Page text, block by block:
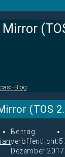
Blog
(TOS
Beitrag
veröffentlicht:5.
Dezember 2017